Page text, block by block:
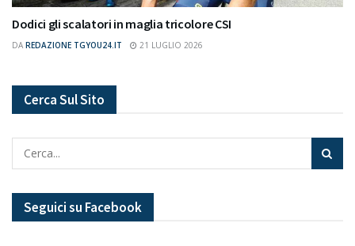
Dodici gli scalatori in maglia tricolore CSI
DA REDAZIONE TGYOU24.IT 21 LUGLIO 2026
Cerca Sul Sito
Seguici su Facebook